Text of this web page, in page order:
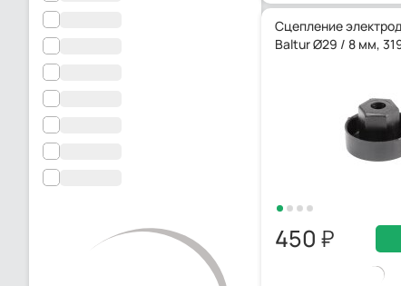
Сцепление
Baltur Ø29 / 8 мм,
450